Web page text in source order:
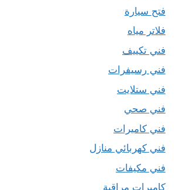
فتح سيارة
فلاتر مياه
فني تكييف
فني رسيفرات
فني ستلايت
فني صحي
فني كاميرات
فني كهربائي منازل
فني مكيفات
كاميرات مراقبة